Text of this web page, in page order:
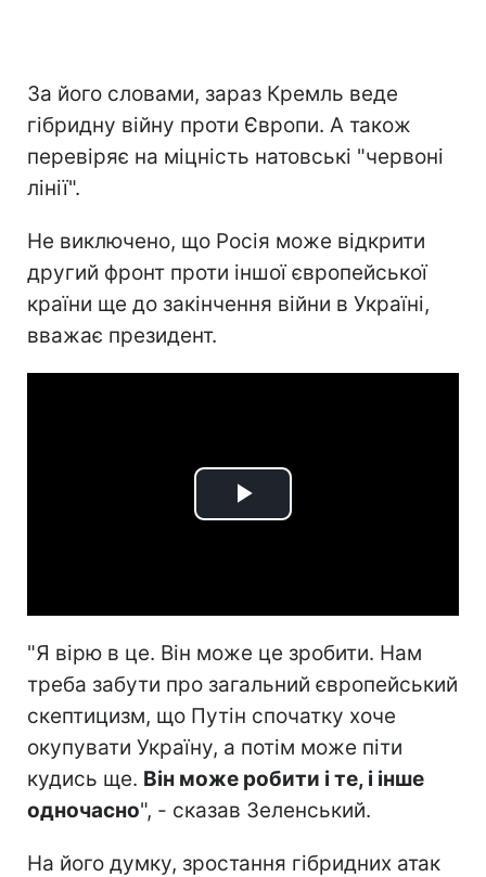
За його словами, зараз Кремль веде
гібридну війну проти Європи. А також
перевіряє на міцність натовські "червоні
лінії".
Не виключено, що Росія може відкрити
другий фронт проти іншої європейської
країни ще до закінчення війни в Україні,
вважає президент.
Play
"Я вірю в це. Він може це зробити. Нам
треба забути про загальний європейський
скептицизм, що Путін спочатку хоче
окупувати Україну, а потім може піти
кудись ще. Він може робити і те, і інше
одночасно", - сказав Зеленський.
На його думку, зростання гібридних атак